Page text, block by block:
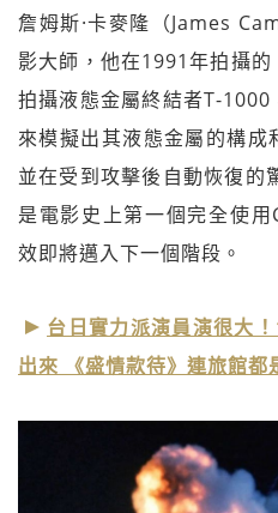
詹姆斯·卡麥隆（James
影大師，他在1991年拍攝
拍攝液態金屬終結者T-
來模擬出其液態金屬的構成
並在受到攻擊後自動恢復的
是電影史上第一個完全使
效即將邁入下一個階段。
台日實力派演員演很大
出來 《盛情款待》連旅館都